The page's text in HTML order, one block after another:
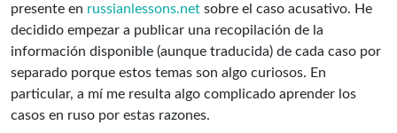
presente en russianlessons.net sobre el caso acusativo. He
decidido empezar a publicar una recopilación de la
información disponible (aunque traducida) de cada caso por
separado porque estos temas son algo curiosos. En
particular, a mí me resulta algo complicado aprender los
casos en ruso por estas razones.